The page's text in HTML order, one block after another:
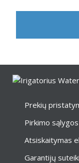
Prekių
Pirkimo sąlygos
Atsiskaitymas
Garantijų